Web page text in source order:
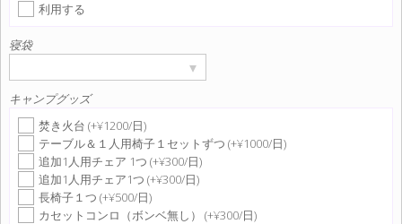
利用する
寝袋
▾
キャンプグッズ
焚き火台 (+¥1200/日)
テーブル＆１人用椅子１セットずつ (+¥1000/日)
追加1人用チェア 1つ (+¥300/日)
追加1人用チェア1つ (+¥300/日)
長椅子１つ (+¥500/日)
カセットコンロ（ボンベ無し） (+¥300/日)